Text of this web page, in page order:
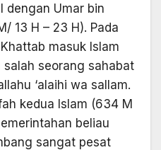
dengan Umar bin
13 H – 23 H). Pada
masuk Islam
salah seorang sahabat
‘alaihi wa sallam.
kedua Islam (634 M
beliau
sangat pesat